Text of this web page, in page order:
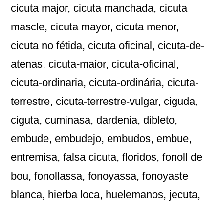
cicuta major, cicuta manchada, cicuta
mascle, cicuta mayor, cicuta menor,
cicuta no fétida, cicuta oficinal, cicuta-de-
atenas, cicuta-maior, cicuta-oficinal,
cicuta-ordinaria, cicuta-ordinária, cicuta-
terrestre, cicuta-terrestre-vulgar, ciguda,
ciguta, cuminasa, dardenia, dibleto,
embude, embudejo, embudos, embue,
entremisa, falsa cicuta, floridos, fonoll de
bou, fonollassa, fonoyassa, fonoyaste
blanca, hierba loca, huelemanos, jecuta,